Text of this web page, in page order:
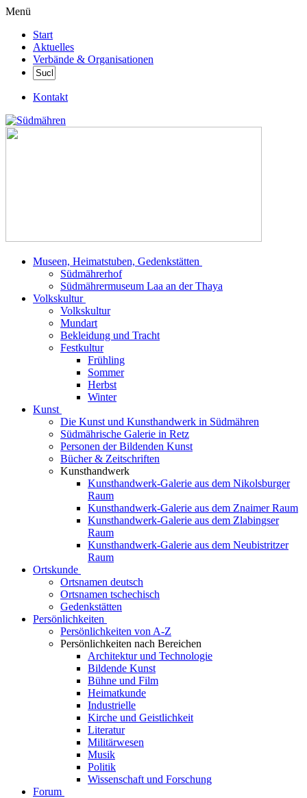
Menü
Start
Aktuelles
Verbände & Organisationen
Kontakt
Museen, Heimatstuben, Gedenkstätten
Südmährerhof
Südmährermuseum Laa an der Thaya
Volkskultur
Volkskultur
Mundart
Bekleidung und Tracht
Festkultur
Frühling
Sommer
Herbst
Winter
Kunst
Die Kunst und Kunsthandwerk in Südmähren
Südmährische Galerie in Retz
Personen der Bildenden Kunst
Bücher & Zeitschriften
Kunsthandwerk
Kunsthandwerk-Galerie aus dem Nikolsburger
Raum
Kunsthandwerk-Galerie aus dem Znaimer Raum
Kunsthandwerk-Galerie aus dem Zlabingser
Raum
Kunsthandwerk-Galerie aus dem Neubistritzer
Raum
Ortskunde
Ortsnamen deutsch
Ortsnamen tschechisch
Gedenkstätten
Persönlichkeiten
Persönlichkeiten von A-Z
Persönlichkeiten nach Bereichen
Architektur und Technologie
Bildende Kunst
Bühne und Film
Heimatkunde
Industrielle
Kirche und Geistlichkeit
Literatur
Militärwesen
Musik
Politik
Wissenschaft und Forschung
Forum